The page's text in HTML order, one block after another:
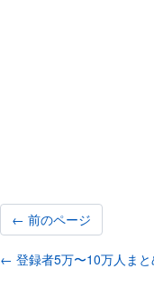
← 前のページ
← 登録者5万〜10万人まと